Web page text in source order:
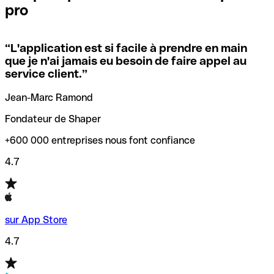
locales.
Si vous n'êtes pas sûr du code SWIFT que vous devriez
utiliser, nous avons développé un outil de recherche de
codes SWIFT par nom de banque.
vérification/recherche de codes SWIFT. Ainsi, vous pouvez
trouver et vérifier vos codes SWIFT avant de réaliser vos
transferts d’argent.
pro
“L'application est si facile à prendre en main
que je n'ai jamais eu besoin de faire appel au
service client.”
Jean-Marc Ramond
Fondateur de Shaper
+600 000 entreprises nous font confiance
4.7
sur App Store
4.7